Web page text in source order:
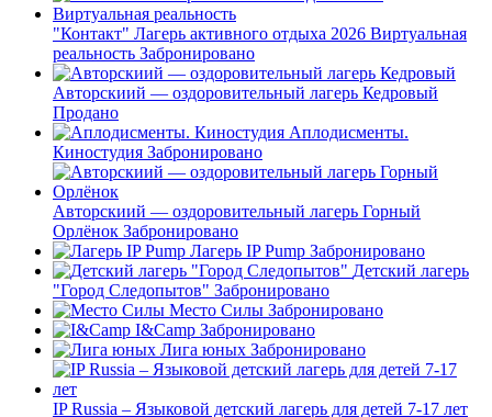
"Контакт" Лагерь активного отдыха 2026 Виртуальная
реальность Забронировано
Авторскиий — оздоровительный лагерь Кедровый
Продано
Аплодисменты.
Киностудия Забронировано
Авторскиий — оздоровительный лагерь Горный
Орлёнок Забронировано
Лагерь IP Pump Забронировано
Детский лагерь
"Город Следопытов" Забронировано
Место Силы Забронировано
I&Camp Забронировано
Лига юных Забронировано
IP Russia – Языковой детский лагерь для детей 7-17 лет